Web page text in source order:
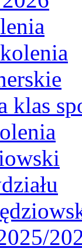
klas